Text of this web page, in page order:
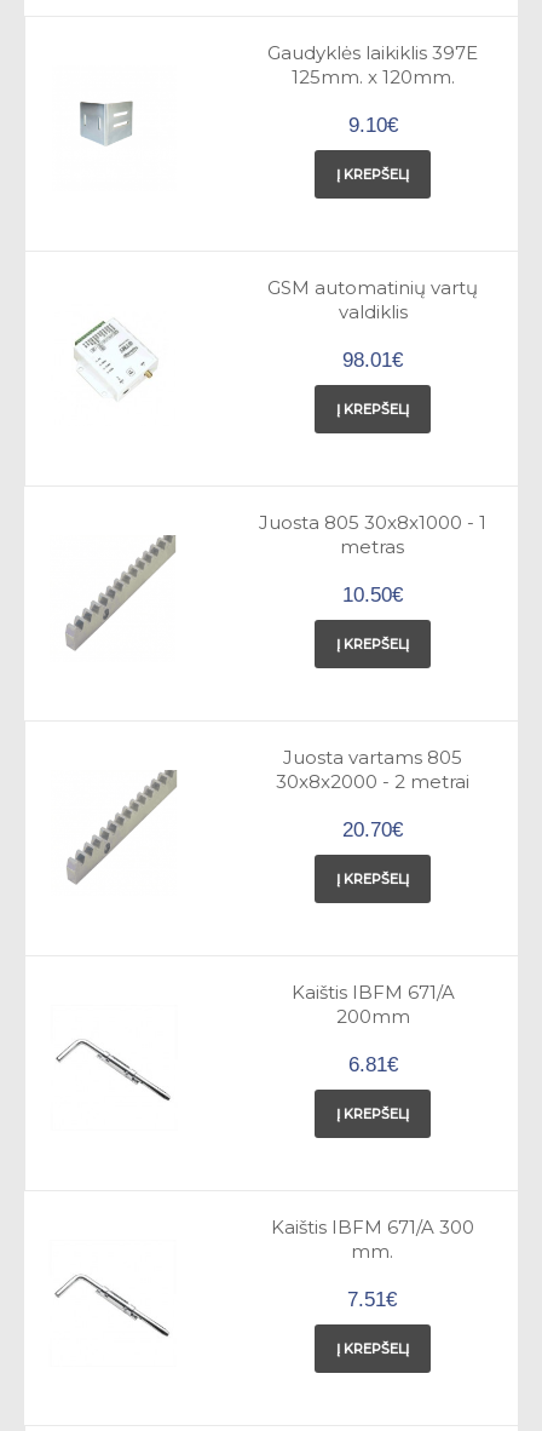
Gaudyklės laikiklis 397E
125mm. x 120mm.
9.10€
Į KREPŠELĮ
GSM automatinių vartų
valdiklis
98.01€
Į KREPŠELĮ
Juosta 805 30x8x1000 - 1
metras
10.50€
Į KREPŠELĮ
Juosta vartams 805
30x8x2000 - 2 metrai
20.70€
Į KREPŠELĮ
Kaištis IBFM 671/A
200mm
6.81€
Į KREPŠELĮ
Kaištis IBFM 671/A 300
mm.
7.51€
Į KREPŠELĮ